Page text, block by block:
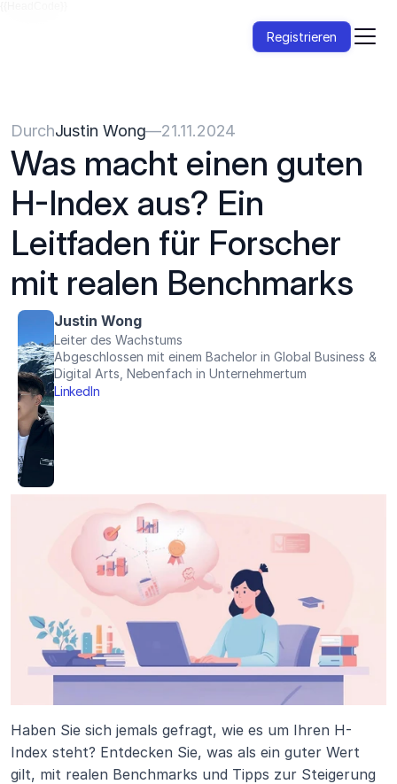
Registrieren
DurchJustin Wong—21.11.2024
Was macht einen guten
H-Index aus? Ein
Leitfaden für Forscher
mit realen Benchmarks
Justin Wong
Leiter des Wachstums
Abgeschlossen mit einem Bachelor in Global Business &
Digital Arts, Nebenfach in Unternehmertum
LinkedIn
Haben Sie sich jemals gefragt, wie es um Ihren H-
Index steht? Entdecken Sie, was als ein guter Wert
gilt, mit realen Benchmarks und Tipps zur Steigerung